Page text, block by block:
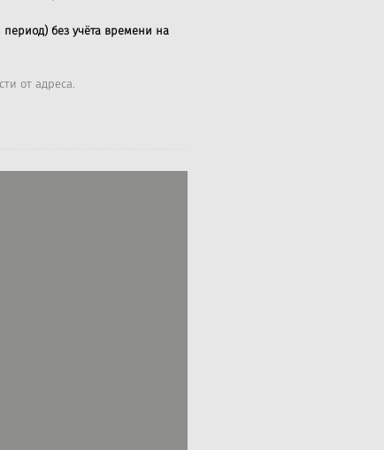
без учёта времени на
от адреса.